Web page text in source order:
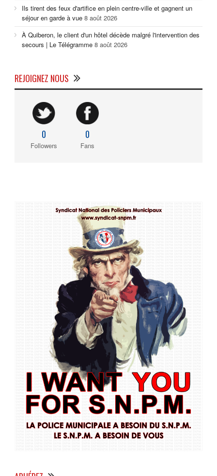
Ils tirent des feux d'artifice en plein centre-ville et gagnent un
séjour en garde à vue 8 août 2026
À Quiberon, le client d'un hôtel décède malgré l'intervention des
secours | Le Télégramme 8 août 2026
REJOIGNEZ NOUS
0
Followers
0
Fans